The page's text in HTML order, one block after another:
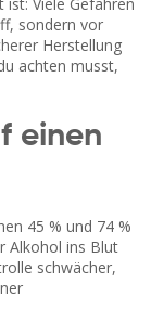
sondern vor
Herstellung
achten musst,
einen
45 % und 74 %
Alkohol ins Blut
schwächer,